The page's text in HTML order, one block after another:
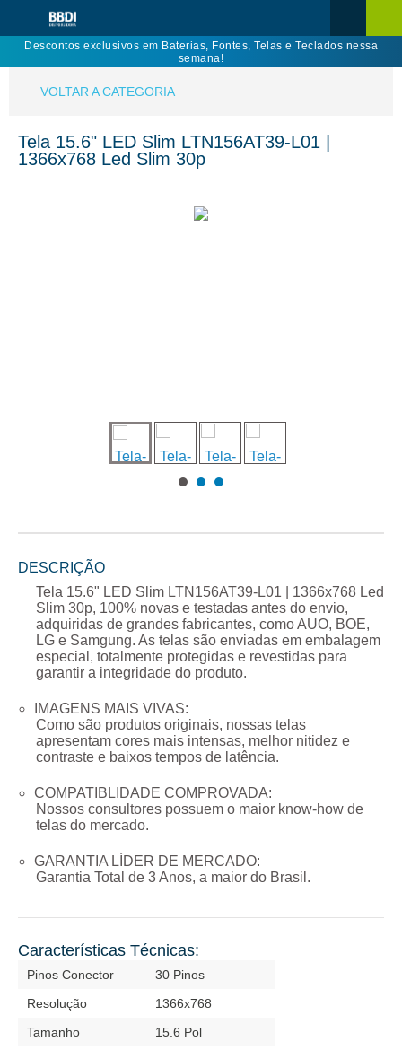
Descontos exclusivos em Baterias, Fontes, Telas e Teclados nessa
semana!
VOLTAR A CATEGORIA
Tela 15.6" LED Slim LTN156AT39-L01 |
1366x768 Led Slim 30p
DESCRIÇÃO
Tela 15.6" LED Slim LTN156AT39-L01 | 1366x768 Led
Slim 30p, 100% novas e testadas antes do envio,
adquiridas de grandes fabricantes, como AUO, BOE,
LG e Samgung. As telas são enviadas em embalagem
especial, totalmente protegidas e revestidas para
garantir a integridade do produto.
IMAGENS MAIS VIVAS:
Como são produtos originais, nossas telas
apresentam cores mais intensas, melhor nitidez e
contraste e baixos tempos de latência.
COMPATIBLIDADE COMPROVADA:
Nossos consultores possuem o maior know-how de
telas do mercado.
GARANTIA LÍDER DE MERCADO:
Garantia Total de 3 Anos, a maior do Brasil.
Características Técnicas:
Pinos Conector
30 Pinos
Resolução
1366x768
Tamanho
15.6 Pol